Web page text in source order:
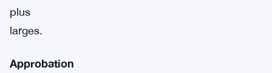
plus
larges.
Approbation